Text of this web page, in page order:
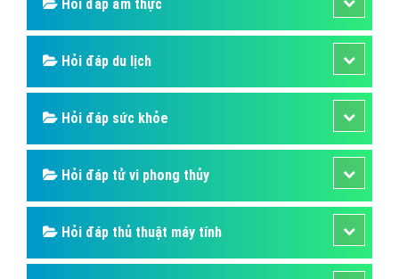
Hỏi đáp ẩm thực
Hỏi đáp du lịch
Hỏi đáp sức khỏe
Hỏi đáp tử vi phong thủy
Hỏi đáp thủ thuật máy tính